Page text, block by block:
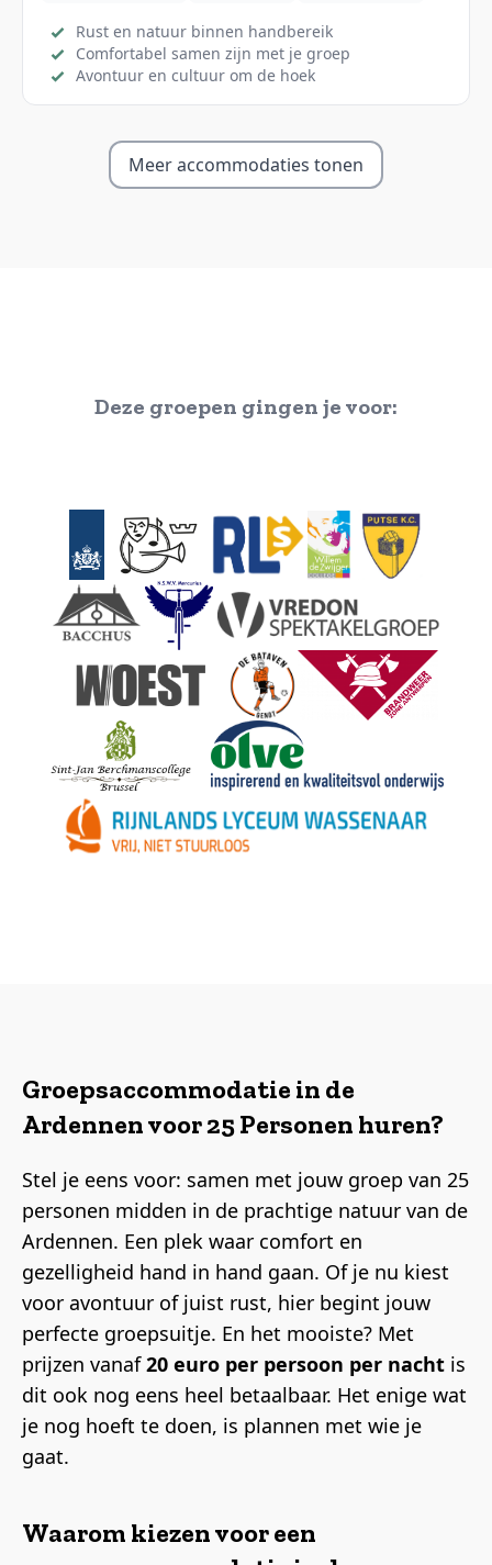
Rust en natuur binnen handbereik
Comfortabel samen zijn met je groep
Avontuur en cultuur om de hoek
Meer accommodaties tonen
Deze groepen gingen je voor:
Groepsaccommodatie in de
Ardennen voor 25 Personen huren?
Stel je eens voor: samen met jouw groep van 25
personen midden in de prachtige natuur van de
Ardennen. Een plek waar comfort en
gezelligheid hand in hand gaan. Of je nu kiest
voor avontuur of juist rust, hier begint jouw
perfecte groepsuitje. En het mooiste? Met
prijzen vanaf20 euro per persoon per nacht is
dit ook nog eens heel betaalbaar. Het enige wat
je nog hoeft te doen, is plannen met wie je
gaat.
Waarom kiezen voor een